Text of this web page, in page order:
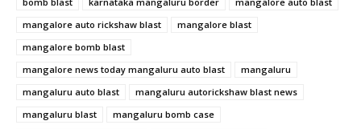
mangalore auto rickshaw blast
mangalore blast
mangalore bomb blast
mangalore news today mangaluru auto blast
mangaluru
mangaluru auto blast
mangaluru autorickshaw blast news
mangaluru blast
mangaluru bomb case